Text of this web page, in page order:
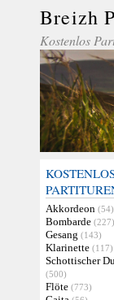
Breizh
Kostenlos
Akkordeon (54)
Bombarde (227)
Gesang (143)
Klarinette (117)
Schottischer
(500)
Flöte (773)